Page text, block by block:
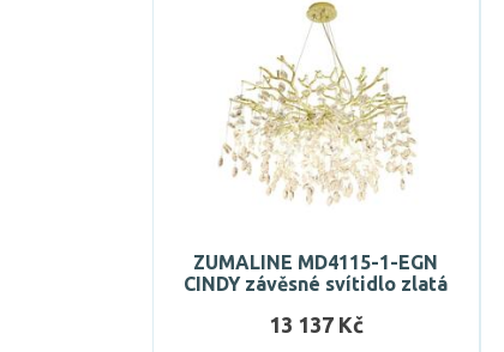
ZUMALINE MD4115-1-EGN
CINDY závěsné svítidlo zlatá
13 137 Kč